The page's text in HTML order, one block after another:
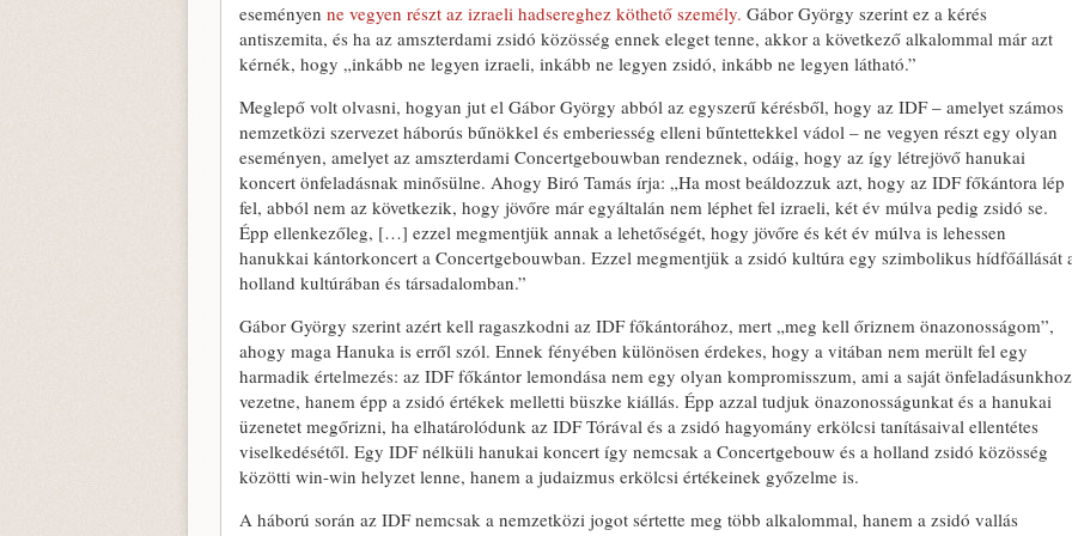
eseményen ne vegyen részt az izraeli hadsereghez köthető személy. Gábor György szerint ez a kérés
antiszemita, és ha az amszterdami zsidó közösség ennek eleget tenne, akkor a következő alkalommal már azt
kérnék, hogy „inkább ne legyen izraeli, inkább ne legyen zsidó, inkább ne legyen látható.”
Meglepő volt olvasni, hogyan jut el Gábor György abból az egyszerű kérésből, hogy az IDF – amelyet számos
nemzetközi szervezet háborús bűnökkel és emberiesség elleni bűntettekkel vádol – ne vegyen részt egy olyan
eseményen, amelyet az amszterdami Concertgebouwban rendeznek, odáig, hogy az így létrejövő hanukai
koncert önfeladásnak minősülne. Ahogy Biró Tamás írja: „Ha most beáldozzuk azt, hogy az IDF főkántora lép
fel, abból nem az következik, hogy jövőre már egyáltalán nem léphet fel izraeli, két év múlva pedig zsidó se.
Épp ellenkezőleg, […] ezzel megmentjük annak a lehetőségét, hogy jövőre és két év múlva is lehessen
hanukkai kántorkoncert a Concertgebouwban. Ezzel megmentjük a zsidó kultúra egy szimbolikus hídfőállását
holland kultúrában és társadalomban.”
Gábor György szerint azért kell ragaszkodni az IDF főkántorához, mert „meg kell őriznem önazonosságom”,
ahogy maga Hanuka is erről szól. Ennek fényében különösen érdekes, hogy a vitában nem merült fel egy
harmadik értelmezés: az IDF főkántor lemondása nem egy olyan kompromisszum, ami a saját önfeladásunkhoz
vezetne, hanem épp a zsidó értékek melletti büszke kiállás. Épp azzal tudjuk önazonosságunkat és a hanukai
üzenetet megőrizni, ha elhatárolódunk az IDF Tórával és a zsidó hagyomány erkölcsi tanításaival ellentétes
viselkedésétől. Egy IDF nélküli hanukai koncert így nemcsak a Concertgebouw és a holland zsidó közösség
közötti win-win helyzet lenne, hanem a judaizmus erkölcsi értékeinek győzelme is.
A háború során az IDF nemcsak a nemzetközi jogot sértette meg több alkalommal, hanem a zsidó vallás